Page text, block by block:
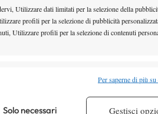
Utilizzare dati limitati per la selezione della
profili per la selezione di pubblicità
Utilizzare profili per la selezione di contenuti
automaticamente.
Per saperne di più
Solo necessari Gestisci
SCOMMESSE
tutte le